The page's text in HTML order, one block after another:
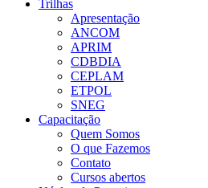
Trilhas
Apresentação
ANCOM
APRIM
CDBDIA
CEPLAM
ETPOL
SNEG
Capacitação
Quem Somos
O que Fazemos
Contato
Cursos abertos